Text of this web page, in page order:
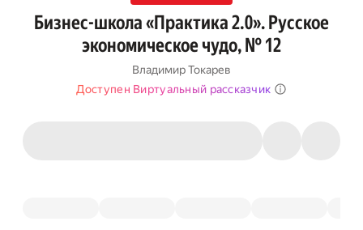
Бизнес-школа «Практика 2.0». Русское
экономическое чудо, № 12
Владимир Токарев
Доступен Виртуальный рассказчик